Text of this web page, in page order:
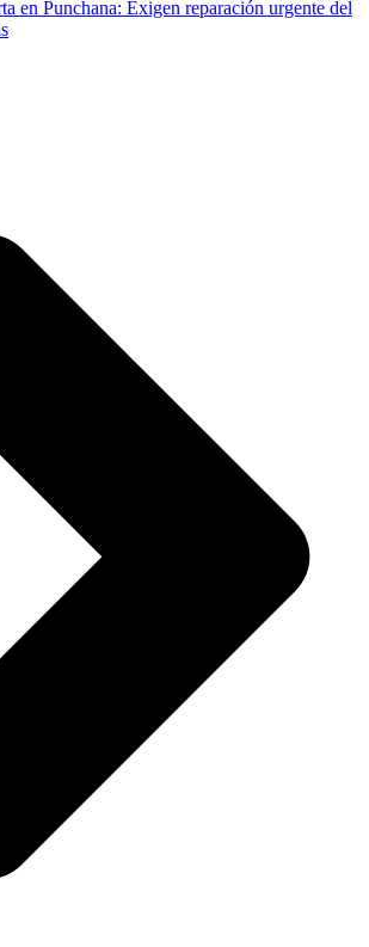
en Punchana: Exigen reparación urgente del